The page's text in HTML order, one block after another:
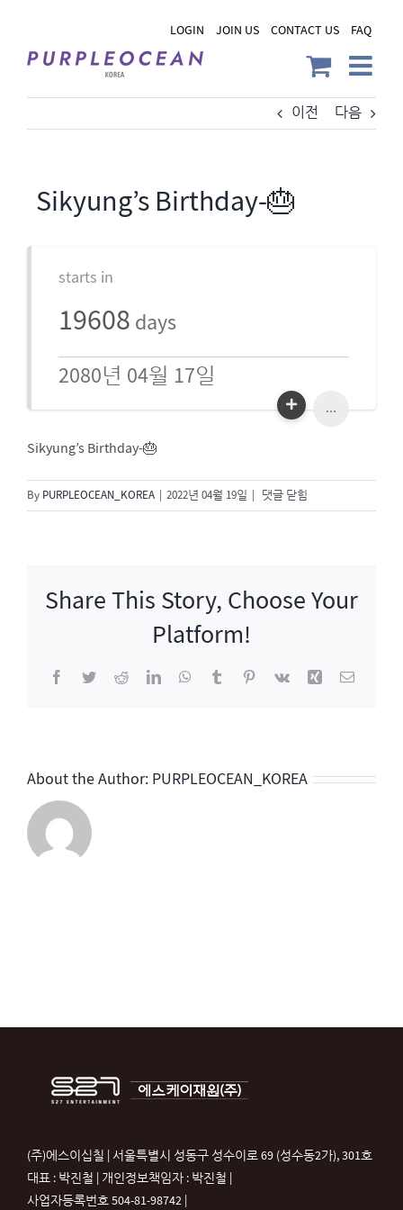
content
LOGIN JOIN US CONTACT US FAQ
이전 다음
Sikyung’s Birthday-🎂
starts in
19608 days
2080년 04월 17일
...
Sikyung’s Birthday-🎂
By PURPLEOCEAN_KOREA 2022년 04월 19일
Sikyung’s
Birthday-
댓글 닫힘
Share This Story, Choose Your
Platform!
Facebook
TwitterRedditLinkedInWhatsApp
TumblrPinterest
Vk Xing 이
About the Author: PURPLEOCEAN_KOREA
(주)에스이십칠 | 서울특별시 성동구 성수이로 69 (성수동2가), 301호
대표 : 박진철 | 개인정보책임자 : 박진철 |
사업자등록번호 504-81-98742 |